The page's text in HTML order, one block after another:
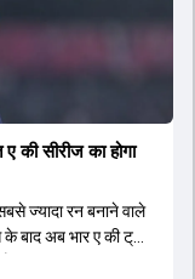
की सीरीज का होगा
ज्यादा रन बनाने वाले
अब भार ए की ट्राई